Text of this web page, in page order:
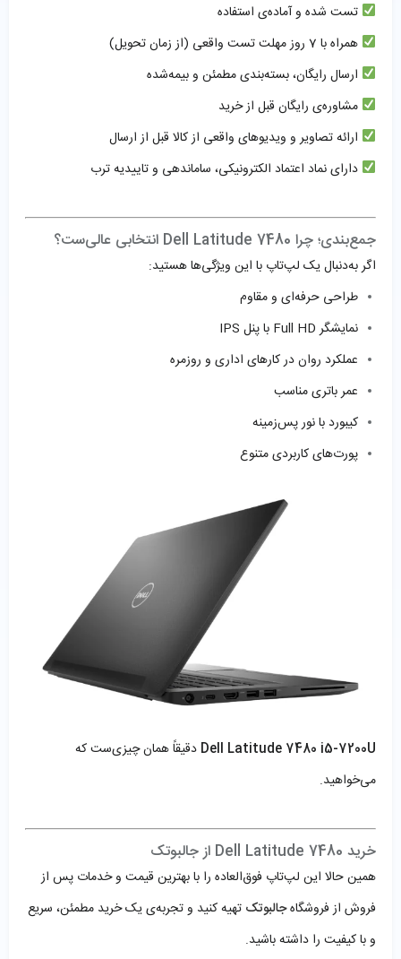
تست شده و آماده‌ی استفاده
همراه با 7 روز مهلت تست واقعی (از زمان تحویل)
ارسال رایگان، بسته‌بندی مطمئن و بیمه‌شده
مشاوره‌ی رایگان قبل از خرید
ارائه تصاویر و ویدیوهای واقعی از کالا قبل از ارسال
دارای نماد اعتماد الکترونیکی، ساماندهی و تاییدیه ترب
جمع‌بندی؛ چرا Dell Latitude 7480 انتخابی عالی‌ست؟
اگر به‌دنبال یک لپ‌تاپ با این ویژگی‌ها هستید:
طراحی حرفه‌ای و مقاوم
نمایشگر Full HD با پنل IPS
عملکرد روان در کارهای اداری و روزمره
عمر باتری مناسب
کیبورد با نور پس‌زمینه
پورت‌های کاربردی متنوع
Dell Latitude 7480 i5-7200U دقیقاً همان چیزی‌ست که
می‌خواهید.
خرید Dell Latitude 7480 از جالبوتک
همین حالا این لپ‌تاپ فوق‌العاده را با بهترین قیمت و خدمات پس از
فروش از فروشگاهجالبوتک تهیه کنید و تجربه‌ی یک خرید مطمئن، سریع
و با کیفیت را داشته باشید.